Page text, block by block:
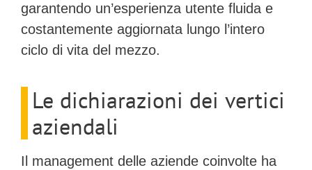
garantendo un’esperienza utente fluida e
costantemente aggiornata lungo l’intero
ciclo di vita del mezzo.
Le dichiarazioni dei vertici
aziendali
Il management delle aziende coinvolte ha